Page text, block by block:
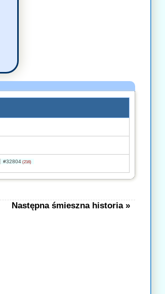
#32804 (216)
Następna śmieszna historia »